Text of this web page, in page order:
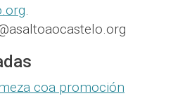
.
coa promoción